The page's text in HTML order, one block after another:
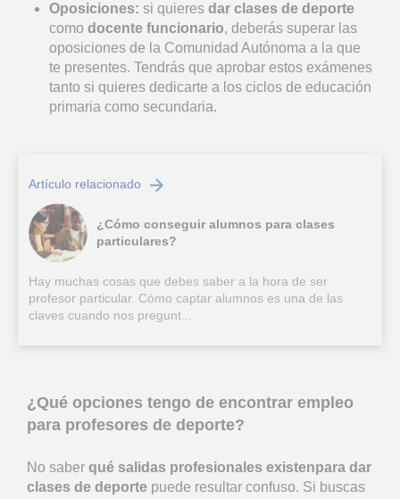
Oposiciones:si quieres dar clases de deporte
comodocente funcionario, deberás superar las
oposiciones de la Comunidad Autónoma a la que
te presentes. Tendrás que aprobar estos exámenes
tanto si quieres dedicarte a los ciclos de educación
primaria como secundaria.
Artículo relacionado
¿Cómo conseguir alumnos para clases
particulares?
Hay muchas cosas que debes saber a la hora de ser
profesor particular. Cómo captar alumnos es una de las
claves cuando nos pregunt...
¿Qué opciones tengo de encontrar empleo
para profesores de deporte?
No saber qué salidas profesionales existenpara dar
clases de deporte puede resultar confuso. Si buscas